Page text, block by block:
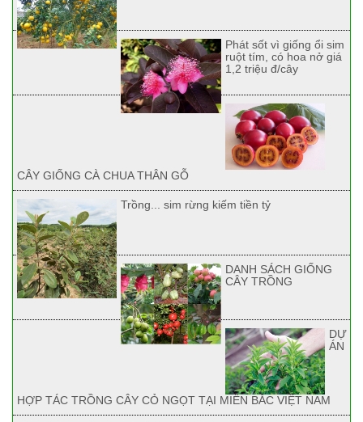
Phát sốt vì giống ổi sim
ruột tím, có hoa nở giá
1,2 triệu đ/cây
CÂY GIỐNG CÀ CHUA THÂN GỖ
Trồng... sim rừng kiếm tiền tỷ
DANH SÁCH GIỐNG
CÂY TRỒNG
DỰ
ÁN
HỢP TÁC TRỒNG CÂY CỎ NGỌT TẠI MIỀN BẮC VIỆT NAM